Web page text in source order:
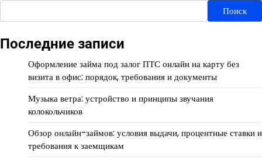
Поиск
Последние записи
Оформление займа под залог ПТС онлайн на карту без
визита в офис: порядок, требования и документы
Музыка ветра: устройство и принципы звучания
колокольчиков
Обзор онлайн-займов: условия выдачи, процентные ставки и
требования к заемщикам